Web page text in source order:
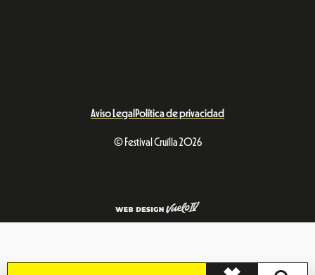
Aviso Legal Política de privacidad
© Festival Cruïlla 2026